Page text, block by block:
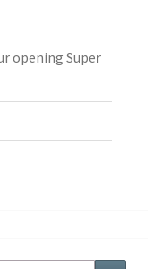
opening Super